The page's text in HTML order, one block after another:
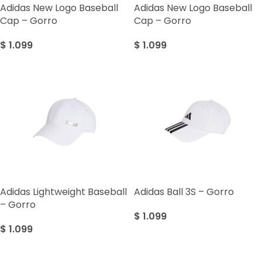
Adidas New Logo Baseball
Cap – Gorro
$ 1.099
Adidas New Logo Baseball
Cap – Gorro
$ 1.099
Adidas Lightweight Baseball
– Gorro
$ 1.099
Adidas Ball 3S – Gorro
$ 1.099